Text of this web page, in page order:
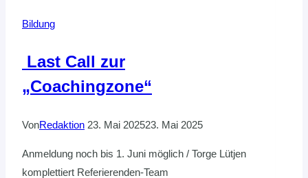
Bildung
Last Call zur
„Coachingzone“
VonRedaktion 23. Mai 202523. Mai 2025
Anmeldung noch bis 1. Juni möglich / Torge Lütjen
komplettiert Referierenden-Team